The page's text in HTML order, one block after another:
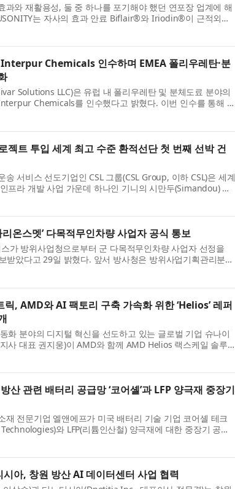
과와 재활용성, 둘 중 하나를 포기해야 했던 연포장 업계에 해
는 자사의 효과 안료 Biflair®와 Iriodin®이 근적외선
템과 호환된다는 사실을 독립 시험기관 NTCP(National Test
Chemicals 인수하며 EMEA 폴리우레탄·분
Solutions LLC)은 유럽 내 폴리우레탄 및 분체도료 분야의
Chemicals를 인수했다고 밝혔다. 이번 인수를 통해 유
+ Specialties 사업부 내 Performance Materials 부
젝트 투입 세계 최고 수준 환적선단 첫 번째 선박 건
송 서비스 선도기업인 CSL 그룹(CSL Group, 이하 CSL)은 세계
프라 개발 사업 가운데 하나인 기니의 시만두(Simandou) 철
입될 최첨단 환적 셔틀선(Transhipment Shuttle Vessel,
리온스멧’ 다목적무인차량 사업자 공식 통보
가 방위사업청으로부터 군 다목적무인차량 사업자 선정을
받았다고 29일 밝혔다. 앞서 방사청은 방위사업기획관리분과
어로스페이스‘아리온스멧(Arion-SMET)’을 군 다목적무인차
릭, AMD와 AI 팩토리 구축 가속화 위한 ‘Helios’ 레퍼
화 분야의 디지털 혁신을 선도하고 있는 글로벌 기업 슈나이
사 대표 권지웅)이 AMD와 함께 AMD Helios 랙스케일 솔루
을 공동 개발하고 검증을 완료했다고 밝혔다. 이번 레퍼런스
산 관련 배터리 공급망 ‘코어셸’과 LFP 양극재 중장기
재 전문기업 엘앤에프가 미국 배터리 기술 기업 코어셸 테크
와 LFP(리튬인산철) 양극재에 대한 중장기 공급
밝혔다. 이번 계약은 미국을 중심으로 배터리 소재의 원산지,
시아, 창원 방산 AI 데이터센터 사업 협력